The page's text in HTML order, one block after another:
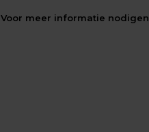
Voor meer informatie